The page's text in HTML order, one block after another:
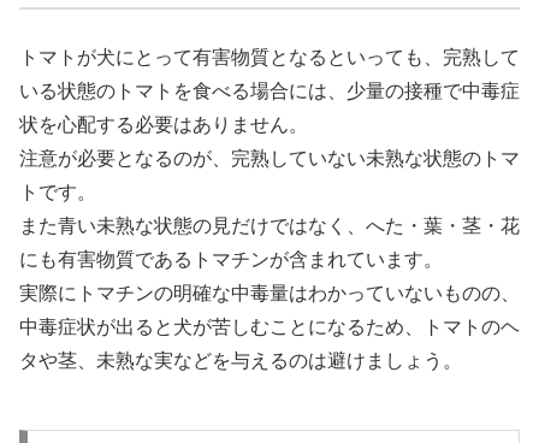
トマトが犬にとって有害物質となるといっても、完熟して
いる状態のトマトを食べる場合には、少量の接種で中毒症
状を心配する必要はありません。
注意が必要となるのが、完熟していない未熟な状態のトマ
トです。
また青い未熟な状態の見だけではなく、へた・葉・茎・花
にも有害物質であるトマチンが含まれています。
実際にトマチンの明確な中毒量はわかっていないものの、
中毒症状が出ると犬が苦しむことになるため、トマトのヘ
タや茎、未熟な実などを与えるのは避けましょう。